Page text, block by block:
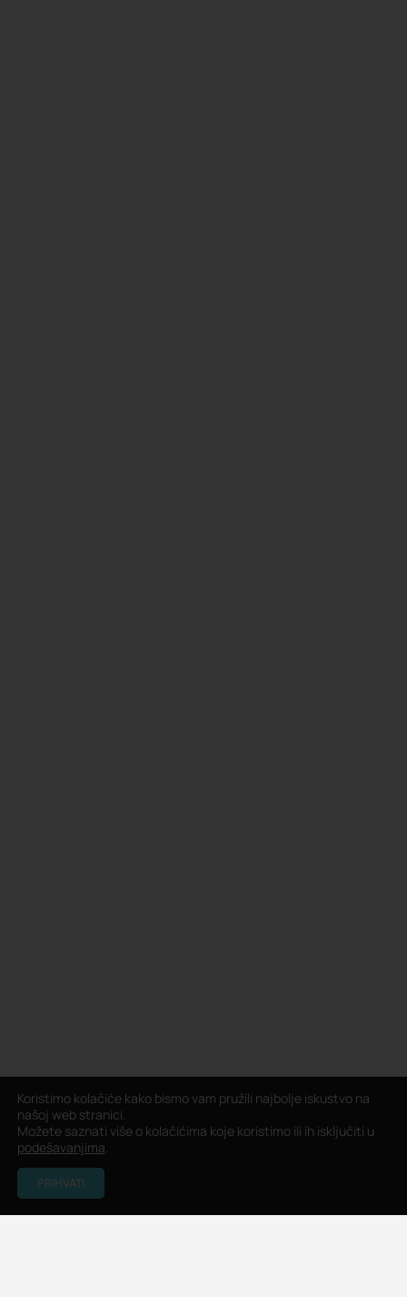
Koristimo kolačiće kako bismo vam pružili najbolje iskustvo na
našoj web stranici.
Možete saznati više o kolačićima koje koristimo ili ih isključiti u
podešavanjima.
PRIHVATI